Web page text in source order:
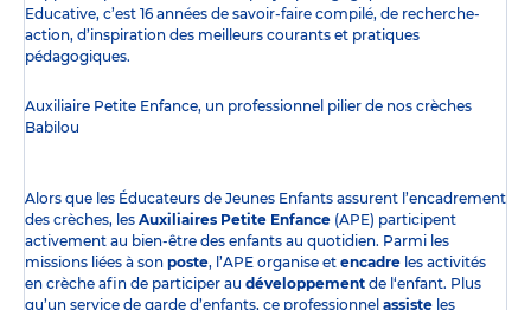
Educative, c’est 16 années de savoir-faire compilé, de recherche-
action, d’inspiration des meilleurs courants et pratiques
pédagogiques.
Auxiliaire Petite Enfance, un professionnel pilier de nos crèches
Babilou
Alors que les Éducateurs de Jeunes Enfants assurent l’encadrement
des crèches, les Auxiliaires Petite Enfance (APE) participent
activement au bien-être des enfants au quotidien. Parmi les
missions liées à son poste, l’APE organise et encadre les activités
en crèche afin de participer au développement de l‘enfant. Plus
qu’un service de garde d’enfants, ce professionnel assiste les